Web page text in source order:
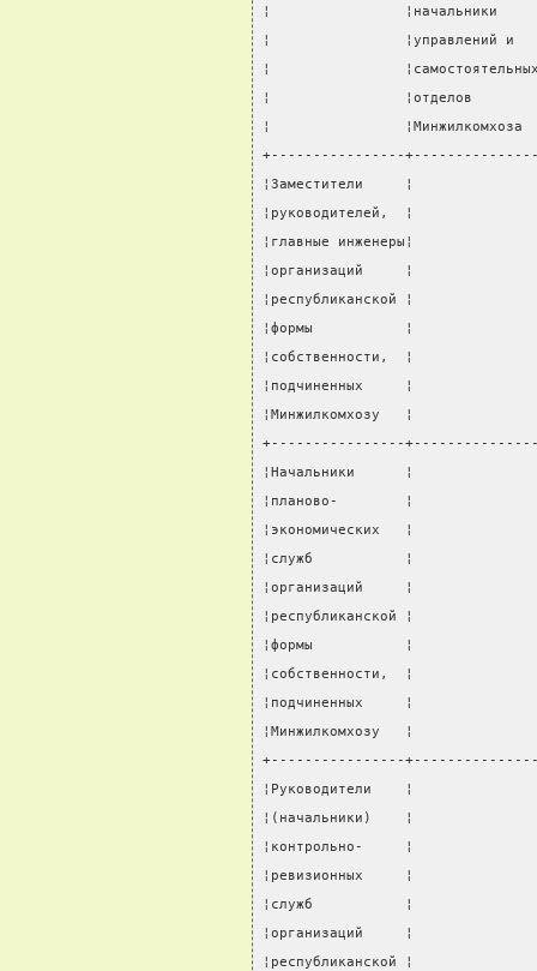
¦
¦
¦
¦                ¦отделов
¦
+----------------
¦Заместители     ¦
¦руководителей,  ¦
¦главные инженеры¦
¦организаций     ¦
¦республиканской ¦
¦формы           ¦
¦собственности,  ¦
¦подчиненных     ¦
¦Минжилкомхозу   ¦
+----------------
¦Начальники      ¦
¦планово-        ¦
¦экономических   ¦
¦служб           ¦
¦организаций     ¦
¦республиканской ¦
¦формы           ¦
¦собственности,  ¦
¦подчиненных     ¦
¦Минжилкомхозу   ¦
+----------------
¦Руководители    ¦
¦(начальники)    ¦
¦контрольно-     ¦
¦ревизионных     ¦
¦служб           ¦
¦организаций     ¦
¦республиканской ¦